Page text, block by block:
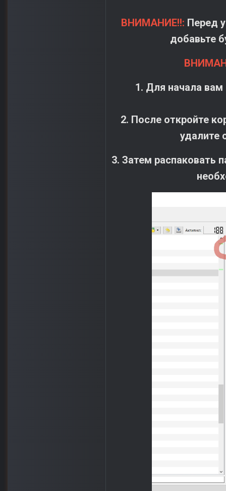
ВНИМАНИЕ!!: Перед
добавьте
1. Для начала вам
2. После откройте
удалите
3. Затем распаковать